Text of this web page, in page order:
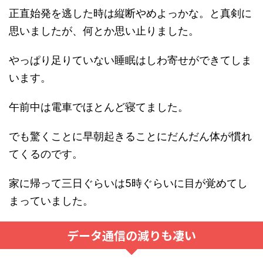
正直始発を逃した時は縦断やめよっかな。と真剣に
思いましたが、何とか思い止りました。
やっぱり足りていない睡眠はしわ寄せができてしま
います。
午前中は電車でほとんど寝てました。
でも驚くことに早朝起きることにだんだん体が慣れ
てくるのです。
家に帰って三日ぐらいは5時ぐらいに目が覚めてし
まっていました。
データ通信の減りも凄い